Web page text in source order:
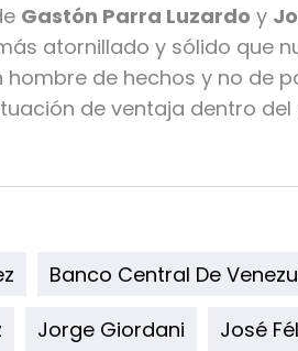
Gastón Parra Luzardo y
atornillado y sólido que
hombre de hechos y no de
de ventaja dentro del
Banco Central De
Jorge Giordani José